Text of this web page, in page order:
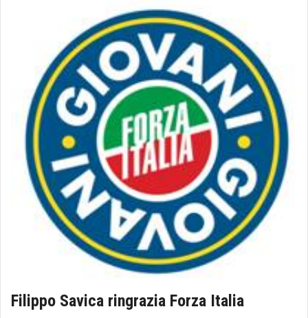
Filippo Savica ringrazia Forza Italia